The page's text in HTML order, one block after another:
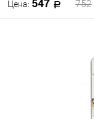
Цена: 547 752
Уголь